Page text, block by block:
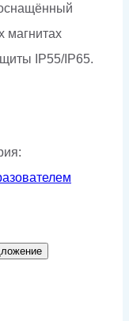
магнитах
IP55/IP65.